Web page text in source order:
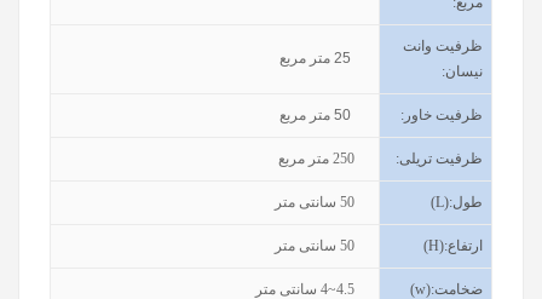
ظرفیت وانت
نیسان:
25 متر مربع
ظرفیت خاور :
50 متر مربع
ظرفیت تریلی:
250 متر مربع
طول(L):
50 سانتی متر
ارتفاع(H):
50 سانتی متر
ضخامت(w):
4~4.5 سانتی متر